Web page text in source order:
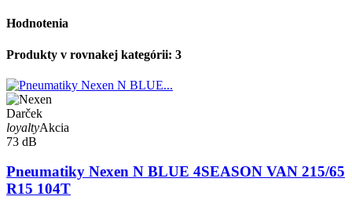
Hodnotenia
Produkty v rovnakej kategórii: 3
Darček
loyaltyAkcia
73 dB
Pneumatiky Nexen N BLUE 4SEASON VAN 215/65
R15 104T